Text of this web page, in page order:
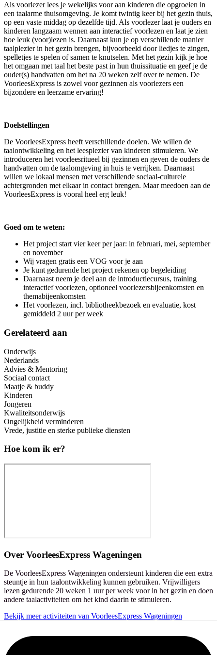
Als voorlezer lees je wekelijks voor aan kinderen die opgroeien in
een taalarme thuisomgeving. Je komt twintig keer bij het gezin thuis,
op een vaste middag op dezelfde tijd. Als voorlezer laat je ouders en
kinderen langzaam wennen aan interactief voorlezen en laat je zien
hoe leuk (voor)lezen is. Daarnaast kun je op verschillende manier
taalplezier in het gezin brengen, bijvoorbeeld door liedjes te zingen,
spelletjes te spelen of samen te knutselen. Met het gezin kijk je hoe
het omgaan met taal het beste past in hun thuissituatie en geef je de
ouder(s) handvatten om het na 20 weken zelf over te nemen. De
VoorleesExpress is zowel voor gezinnen als voorlezers een
bijzondere en leerzame ervaring!
Doelstellingen
De VoorleesExpress heeft verschillende doelen. We willen de
taalontwikkeling en het leesplezier van kinderen stimuleren. We
introduceren het voorleesritueel bij gezinnen en geven de ouders de
handvatten om de taalomgeving in huis te verrijken. Daarnaast
willen we lokaal mensen met verschillende sociaal-culturele
achtergronden met elkaar in contact brengen. Maar meedoen aan de
VoorleesExpress is vooral heel erg leuk!
Goed om te weten:
Het project start vier keer per jaar: in februari, mei, september
en november
Wij vragen gratis een VOG voor je aan
Je kunt gedurende het project rekenen op begeleiding
Daarnaast neem je deel aan de introductiecursus, training
interactief voorlezen, optioneel voorlezersbijeenkomsten en
themabijeenkomsten
Het voorlezen, incl. bibliotheekbezoek en evaluatie, kost
gemiddeld 2 uur per week
Gerelateerd aan
Onderwijs
Nederlands
Advies & Mentoring
Sociaal contact
Maatje & buddy
Kinderen
Jongeren
Kwaliteitsonderwijs
Ongelijkheid verminderen
Vrede, justitie en sterke publieke diensten
Hoe kom ik er?
Over VoorleesExpress Wageningen
De VoorleesExpress Wageningen ondersteunt kinderen die een extra
steuntje in hun taalontwikkeling kunnen gebruiken. Vrijwilligers
lezen gedurende 20 weken 1 uur per week voor in het gezin en doen
andere taalactiviteiten om het kind daarin te stimuleren.
Bekijk meer activiteiten van VoorleesExpress Wageningen